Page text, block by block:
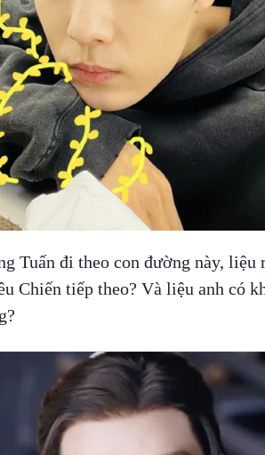
Tuấn đi theo con đường này, liệu
Chiến tiếp theo? Và liệu anh có